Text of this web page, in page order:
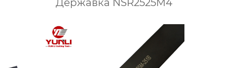
Державка NSR2525M4